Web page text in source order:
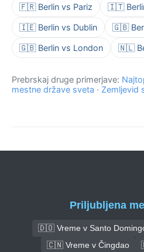
🇫🇷 Berlin vs Pariz 🇮🇹
🇮🇪 Berlin vs Dublin 🇬🇧
🇬🇧 Berlin vs London 🇳🇱
Prebrskaj druge primerjave:
mestne države sveta · Zemljevid
Priljubljena
🇩🇴 Vreme v Santo
🇨🇳 Vreme v Čingdao